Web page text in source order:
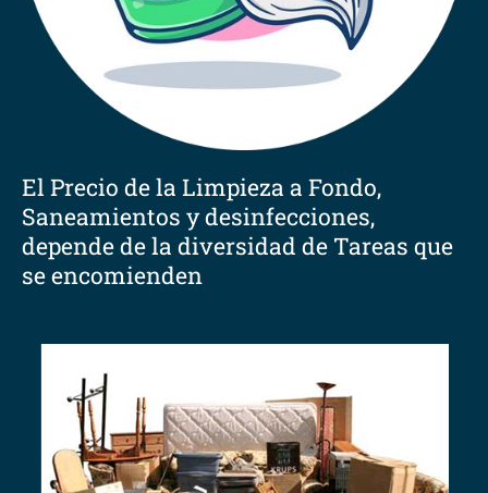
El Precio de la Limpieza a Fondo,
Saneamientos y desinfecciones,
depende de la diversidad de Tareas que
se encomienden